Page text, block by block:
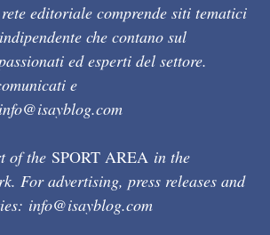
editoriale comprende siti tematici
che contano sul
ed esperti del settore.
e
info@isayblog.com
of the SPORT AREA in the
For advertising, press releases and
info@isayblog.com